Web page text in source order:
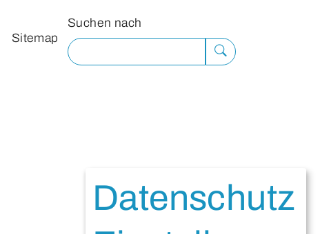
Sitemap
Suchformular
Suchen nach
Suche
ausführen
Datenschutz